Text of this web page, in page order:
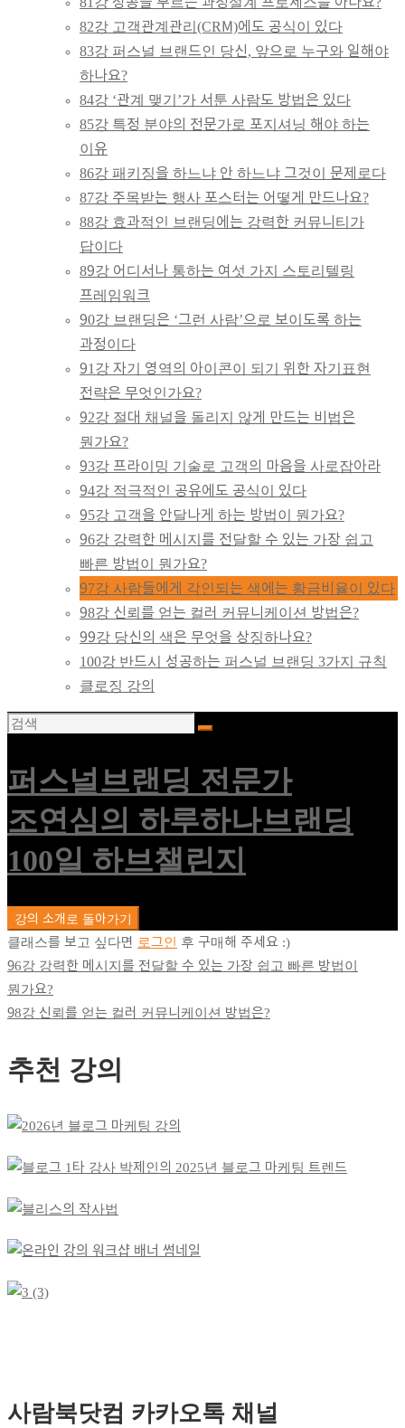
82강 고객관계관리(CRM)에도 공식이 있다
83강 퍼스널 브랜드인 당신, 앞으로 누구와 일해야
하나요?
84강 ‘관계 맺기’가 서툰 사람도 방법은 있다
85강 특정 분야의 전문가로 포지셔닝 해야 하는
이유
86강 패키징을 하느냐 안 하느냐 그것이 문제로다
87강 주목받는 행사 포스터는 어떻게 만드나요?
88강 효과적인 브랜딩에는 강력한 커뮤니티가
답이다
89강 어디서나 통하는 여섯 가지 스토리텔링
프레임워크
90강 브랜딩은 ‘그런 사람’으로 보이도록 하는
과정이다
91강 자기 영역의 아이콘이 되기 위한 자기표현
전략은 무엇인가요?
92강 절대 채널을 돌리지 않게 만드는 비법은
뭔가요?
93강 프라이밍 기술로 고객의 마음을 사로잡아라
94강 적극적인 공유에도 공식이 있다
95강 고객을 안달나게 하는 방법이 뭔가요?
96강 강력한 메시지를 전달할 수 있는 가장 쉽고
빠른 방법이 뭔가요?
97강 사람들에게 각인되는 색에는 황금비율이 있다
98강 신뢰를 얻는 컬러 커뮤니케이션 방법은?
99강 당신의 색은 무엇을 상징하나요?
100강 반드시 성공하는 퍼스널 브랜딩 3가지 규칙
클로징 강의
퍼스널브랜딩 전문가
조연심의 하루하나브랜딩
100일 하브챌린지
강의 소개로 돌아가기
클래스를 보고 싶다면 로그인
후 구매해 주세요 :)
96강 강력한 메시지를 전달할 수 있는 가장 쉽고 빠른 방법이
뭔가요?
98강 신뢰를 얻는 컬러 커뮤니케이션 방법은?
추천 강의
사람북닷컴 카카오톡 채널